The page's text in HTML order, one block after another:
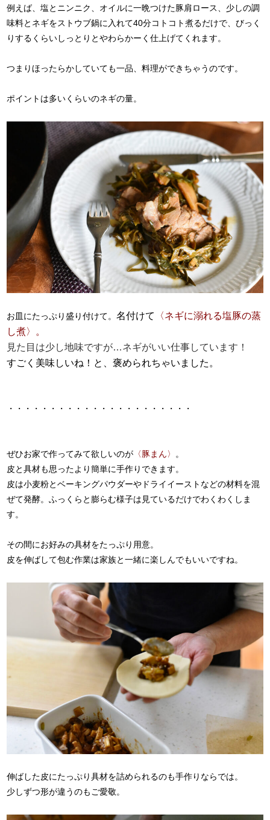
例えば、塩とニンニク、オイルに一晩つけた豚肩ロース、少しの調
味料とネギをストウブ鍋に入れて40分コトコト煮るだけで、びっく
りするくらいしっとりとやわらかーく仕上げてくれます。
つまりほったらかしていても一品、料理ができちゃうのです。
ポイントは多いくらいのネギの量。
お皿にたっぷり盛り付けて。名付けて
〈ネギに溺れる塩豚の蒸
し煮〉。
見た目は少し地味ですが…ネギがいい仕事しています！
すごく美味しいね！と、褒められちゃいました。
・・・・・・・・・・・・・・・・・・・・・・
ぜひお家で作ってみて欲しいのが 〈豚まん〉
。
皮と具材も思ったより簡単に手作りできます。
皮は小麦粉とベーキングパウダーやドライイーストなどの材料を混
ぜて発酵。ふっくらと膨らむ様子は見ているだけでわくわくしま
す。
その間にお好みの具材をたっぷり用意。
皮を伸ばして包む作業は家族と一緒に楽しんでもいいですね。
伸ばした皮にたっぷり具材を詰められるのも手作りならでは。
少しずつ形が違うのもご愛敬。